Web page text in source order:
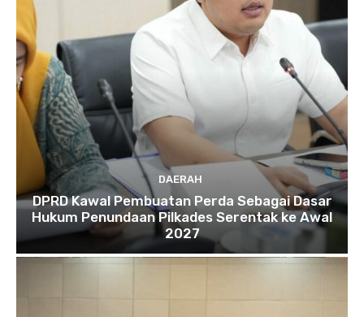
DAERAH
DPRD Kawal Pembuatan Perda Sebagai Dasar
Hukum Penundaan Pilkades Serentak ke Awal
2027